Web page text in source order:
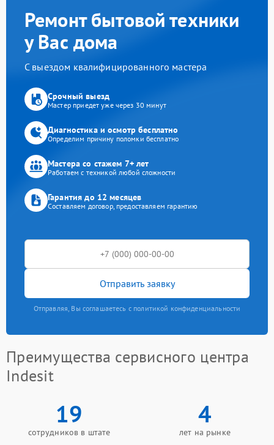
Ремонт бытовой техники
у Вас дома
С выездом квалифицированного мастера
Срочный выезд
Мастер приедет уже через 30 минут
Диагностика и осмотр бесплатно
Определим причину поломки бесплатно
Мастера со стажем 7+ лет
Работаем с техникой любой сложности
Гарантия до 12 месяцев
Составляем договор, предоставляем гарантию
Отправить заявку
Отправляя, Вы соглашаетесь с политикой конфиденциальности
Преимущества сервисного центра
Indesit
19
сотрудников в штате
4
лет на рынке